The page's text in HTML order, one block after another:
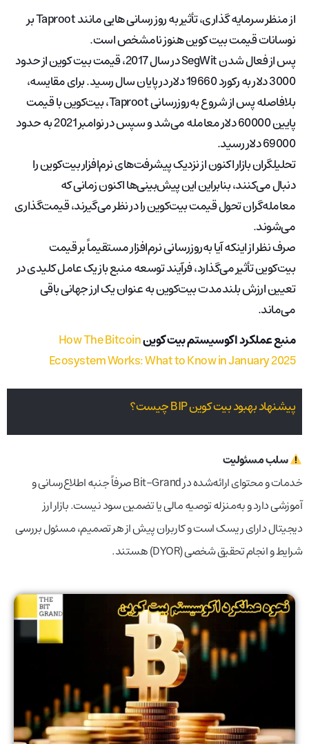
از منظر سرمایه گذاری، تأثیر به روز رسانی هایی مانند Taproot بر
نوسانات قیمت بیت کوین هنوز نامشخص است.
پس از فعال شدن SegWit در سال 2017، قیمت بیت کوین از حدود
3000 دلار به رکورد 19660 دلار در پایان سال رسید. برای مقایسه،
بلافاصله پس از شروع به‌روزرسانی Taproot، بیت‌کوین با قیمت
پایین 60000 دلار معامله می‌شد و سپس در نوامبر 2021 به حدود
69000 دلار رسید.
تحلیلگران بازار اکنون از نزدیک پیشرفت‌های نرم‌افزار بیت‌کوین را
دنبال می‌کنند، بنابراین این پیش‌بینی‌ها اکنون زمانی که
معامله‌گران تحول قیمت بیت‌کوین را در نظر می‌گیرند، قیمت‌گذاری
می‌شوند.
صرف نظر از اینکه آیا به‌روزرسانی نرم‌افزار مستقیماً بر قیمت
بیت‌کوین تأثیر می‌گذارد، فرآیند توسعه منبع باز یک عامل کلیدی در
تعیین ارزش بلندمدت بیت‌کوین به عنوان یک ارز جهانی باقی
می‌ماند.
منبع عملکرد اکوسیستم بیت کوینHow The Bitcoin
Ecosystem Works: What to Know in January 2025
پیشنهاد بهبود بیت کوین BIP چیست؟
سلب مسئولیت
خدمات و محتوای ارائه‌شده در Bit-Grand صرفاً جنبه اطلاع‌رسانی و
آموزشی دارد و به‌منزله توصیه مالی یا تضمین سود نیست. بازار ارز
دیجیتال دارای ریسک است و کاربران پیش از هر تصمیم، مسئول بررسی
شرایط و انجام تحقیق شخصی (DYOR) هستند.